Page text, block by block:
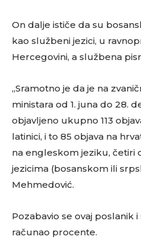
On dalje ističe da su
kao službeni jezici, u
Hercegovini, a službena
„Sramotno je da je na
ministara od 1. juna do 28.
objavljeno ukupno 113
latinici, i to 85 objava na
na engleskom jeziku, četiri
jezicima (bosanskom ili
Mehmedović.
Pozabavio se ovaj poslanik
računao procente.